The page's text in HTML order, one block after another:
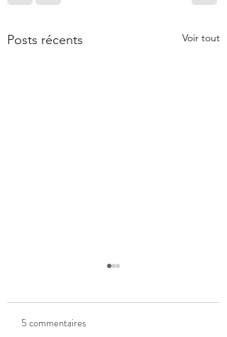
Posts récents Voir tout
5 commentaires